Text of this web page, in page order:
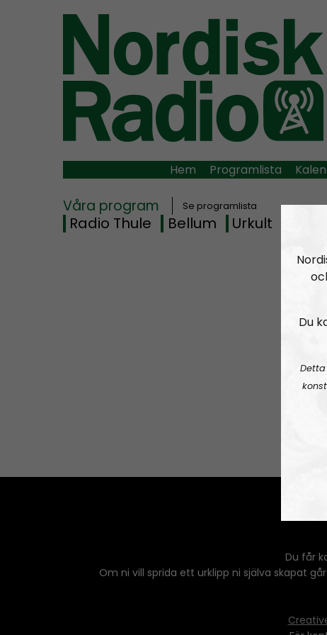
Hem Programlista
Våra program Se programlista
Radio Thule Bellum Urkult
Du får
Om ni vill sprida ett urklipp ni själva skapat
Du